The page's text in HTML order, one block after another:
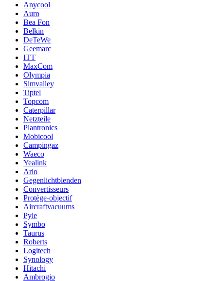
Anycool
Auro
Bea Fon
Belkin
DeTeWe
Geemarc
ITT
MaxCom
Olympia
Simvalley
Tiptel
Topcom
Caterpillar
Netzteile
Plantronics
Mobicool
Campingaz
Waeco
Yealink
Arlo
Gegenlichtblenden
Convertisseurs
Protège-objectif
Aircraftvacuums
Pyle
Symbo
Taurus
Roberts
Logitech
Synology
Hitachi
Ambrogio